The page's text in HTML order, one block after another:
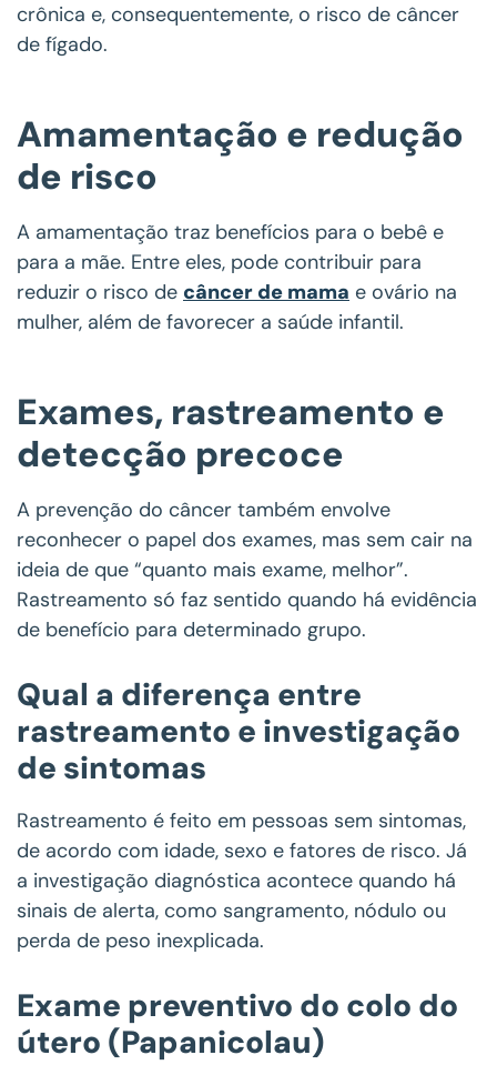
crônica e, consequentemente, o risco de câncer
de fígado.
Amamentação e redução
de risco
A amamentação traz benefícios para o bebê e
para a mãe. Entre eles, pode contribuir para
reduzir o risco de câncer de mama e ovário na
mulher, além de favorecer a saúde infantil.
Exames, rastreamento e
detecção precoce
A prevenção do câncer também envolve
reconhecer o papel dos exames, mas sem cair na
ideia de que “quanto mais exame, melhor”.
Rastreamento só faz sentido quando há evidência
de benefício para determinado grupo.
Qual a diferença entre
rastreamento e investigação
de sintomas
Rastreamento é feito em pessoas sem sintomas,
de acordo com idade, sexo e fatores de risco. Já
a investigação diagnóstica acontece quando há
sinais de alerta, como sangramento, nódulo ou
perda de peso inexplicada.
Exame preventivo do colo do
útero (Papanicolau)